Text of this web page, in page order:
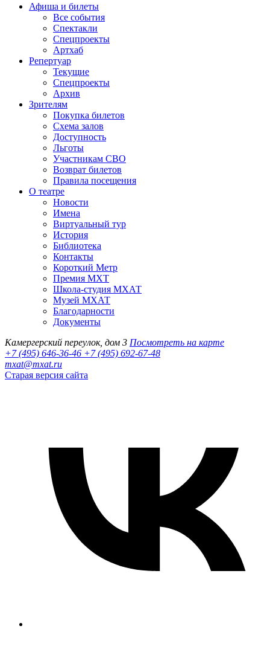
Афиша и билеты
Все события
Спектакли
Спецпроекты
Артхаб
Репертуар
Текущие
Спецпроекты
Архив
Зрителям
Покупка билетов
Схема залов
Доступность
Льготы
Участникам СВО
Возврат билетов
Правила посещения
О театре
Новости
Имена
Виртуальный тур
История
Библиотека
Контакты
Короткий Метр
Премия МХТ
Школа-студия МХАТ
Музей МХАТ
Благодарности
Документы
Камергерский переулок, дом 3 Посмотреть на карте
+7 (495) 646-36-46 +7 (495) 692-67-48‬
mxat@mxat.ru
Старая версия сайта